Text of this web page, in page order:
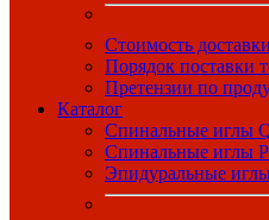
Стоимость доставки
Порядок поставки
Претензии по
Каталог
Спинальные иглы
Спинальные иглы
Эпидуральные